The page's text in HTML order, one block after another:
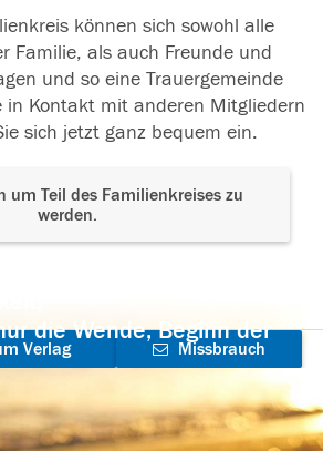
können sich sowohl alle
Familie, als auch Freunde und
und so eine Trauergemeinde
in Kontakt mit anderen Mitgliedern
sich jetzt ganz bequem ein.
um Teil des Familienkreises zu
werden.
die Wende, Beginn der
Verlag
Missbrauch